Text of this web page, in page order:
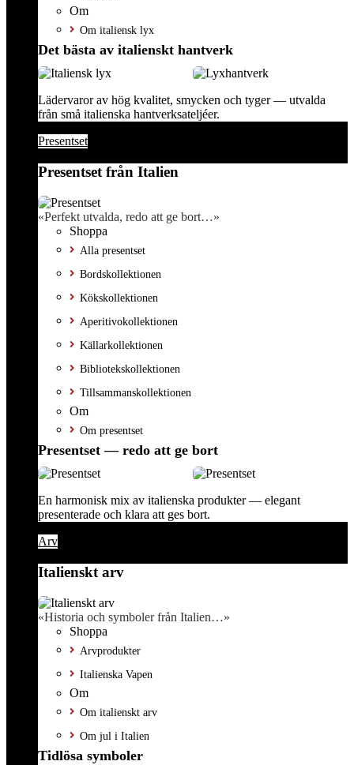
Om
Om italiensk lyx
Det bästa av italienskt hantverk
Lädervaror av hög kvalitet, smycken och tyger — utvalda
från små italienska hantverksateljéer.
Presentset
Presentset från Italien
«Perfekt utvalda, redo att ge bort…»
Shoppa
Alla presentset
Bordskollektionen
Kökskollektionen
Aperitivokollektionen
Källarkollektionen
Bibliotekskollektionen
Tillsammanskollektionen
Om
Om presentset
Presentset — redo att ge bort
En harmonisk mix av italienska produkter — elegant
presenterade och klara att ges bort.
Arv
Italienskt arv
«Historia och symboler från Italien…»
Shoppa
Arvprodukter
Italienska Vapen
Om
Om italienskt arv
Om jul i Italien
Tidlösa symboler